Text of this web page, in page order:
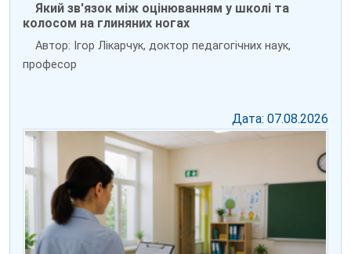
Який зв'язок між оцінюванням у школі та
колосом на глиняних ногах
Автор: Ігор Лікарчук, доктор педагогічних наук,
професор
Дата: 07.08.2026